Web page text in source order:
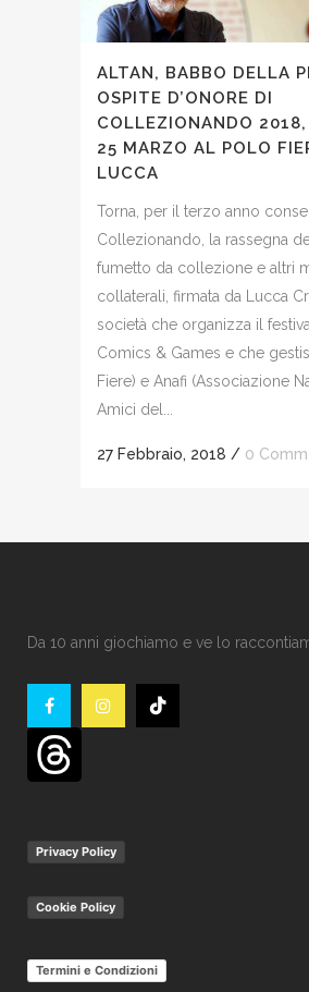
ALTAN, BABBO DELLA
OSPITE D’ONORE DI
COLLEZIONANDO
25 MARZO AL POLO
LUCCA
Torna, per il terzo anno
Collezionando, la rassegna
fumetto da collezione e altri
collaterali, firmata da Lucca
società che organizza il
Comics & Games e che
Fiere) e Anafi (Associazione
Amici del...
27 Febbraio, 2018 / 0
Da 10 anni giochiamo e ve lo
Privacy Policy
Cookie Policy
Termini e Condizioni